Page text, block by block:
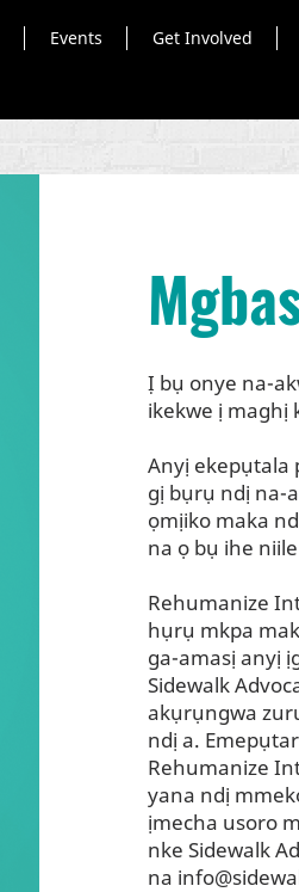
Events Get Involved
Ị bụ onye na-
ikekwe ị maghị
Anyị ekepụtala
gị bụrụ ndị na-
ọmịiko maka
na ọ bụ ihe
Rehumanize
hụrụ mkpa
ga-amasị anyị
Sidewalk
akụrụngwa
ndị a.
Rehumanize
yana ndị
ịmecha usoro
nke Sidewalk
na